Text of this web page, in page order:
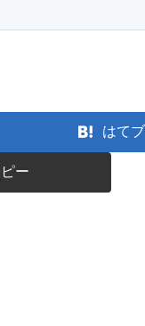
はてブ
ー